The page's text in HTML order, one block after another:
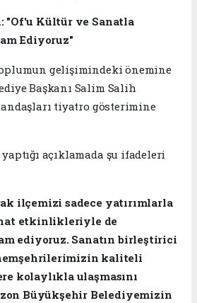
"Of'u Kültür ve Sanatla
Ediyoruz"
gelişimindeki önemine
Başkanı Salim Salih
tiyatro gösterimine
açıklamada şu ifadeleri
ilçemizi sadece yatırımlarla
etkinlikleriyle de
ediyoruz. Sanatın birleştirici
kaliteli
kolaylıkla ulaşmasını
Büyükşehir Belediyemizin